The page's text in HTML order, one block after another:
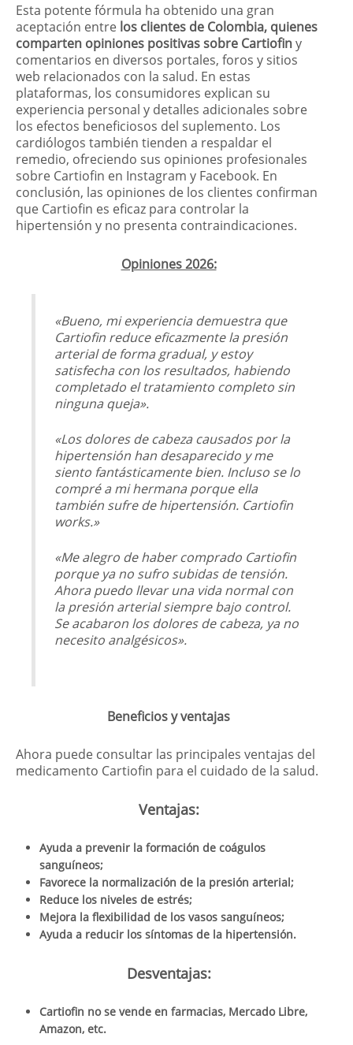
Esta potente fórmula ha obtenido una gran
aceptación entre los clientes de Colombia, quienes
comparten opiniones positivas sobre Cartiofiny
comentarios en diversos portales, foros y sitios
web relacionados con la salud. En estas
plataformas, los consumidores explican su
experiencia personal y detalles adicionales sobre
los efectos beneficiosos del suplemento. Los
cardiólogos también tienden a respaldar el
remedio, ofreciendo sus opiniones profesionales
sobre Cartiofin en Instagram y Facebook. En
conclusión, las opiniones de los clientes confirman
que Cartiofin es eficaz para controlar la
hipertensión y no presenta contraindicaciones.
Opiniones 2026:
«Bueno, mi experiencia demuestra que
Cartiofin reduce eficazmente la presión
arterial de forma gradual, y estoy
satisfecha con los resultados, habiendo
completado el tratamiento completo sin
ninguna queja».
«Los dolores de cabeza causados por la
hipertensión han desaparecido y me
siento fantásticamente bien. Incluso se lo
compré a mi hermana porque ella
también sufre de hipertensión. Cartiofin
works.»
«Me alegro de haber comprado Cartiofin
porque ya no sufro subidas de tensión.
Ahora puedo llevar una vida normal con
la presión arterial siempre bajo control.
Se acabaron los dolores de cabeza, ya no
necesito analgésicos».
Beneficios y ventajas
Ahora puede consultar las principales ventajas del
medicamento Cartiofin para el cuidado de la salud.
Ventajas:
Ayuda a prevenir la formación de coágulos
sanguíneos;
Favorece la normalización de la presión arterial;
Reduce los niveles de estrés;
Mejora la flexibilidad de los vasos sanguíneos;
Ayuda a reducir los síntomas de la hipertensión.
Desventajas:
Cartiofin no se vende en farmacias, Mercado Libre,
Amazon, etc.